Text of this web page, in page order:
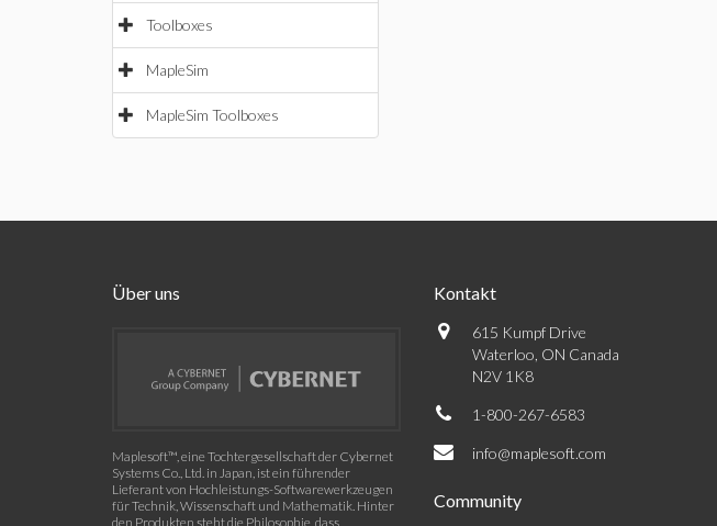
Toolboxes
MapleSim
MapleSim Toolboxes
Über uns
Maplesoft™, eine Tochtergesellschaft der Cybernet
Systems Co., Ltd. in Japan, ist ein führender
Lieferant von Hochleistungs-Softwarewerkzeugen
für Technik, Wissenschaft und Mathematik. Hinter
den Produkten steht die Philosophie, dass
Kontakt
615 Kumpf Drive
Waterloo, ON Canada
N2V 1K8
1-800-267-6583
info@maplesoft.com
Community